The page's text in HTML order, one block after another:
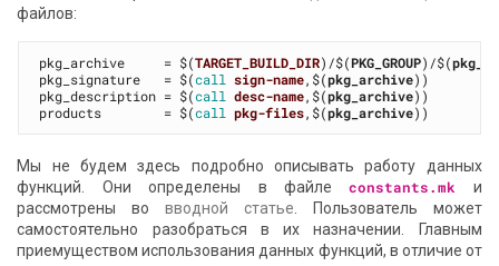
файлов:
pkg_archive     = $(TARGET_BUILD_DIR)/$(PKG_GROUP)/$(
pkg_signature   = $(call sign-name,$(pkg_archive))
pkg_description = $(call desc-name,$(pkg_archive))
products        = $(call pkg-files,$(pkg_archive
Мы не будем здесь подробно описывать работу данных
функций. Они определены в файлеconstants.mk и
рассмотрены вовводной статье . Пользователь может
самостоятельно разобраться в их назначении. Главным
приемуществом использования данных функций, в отличие от